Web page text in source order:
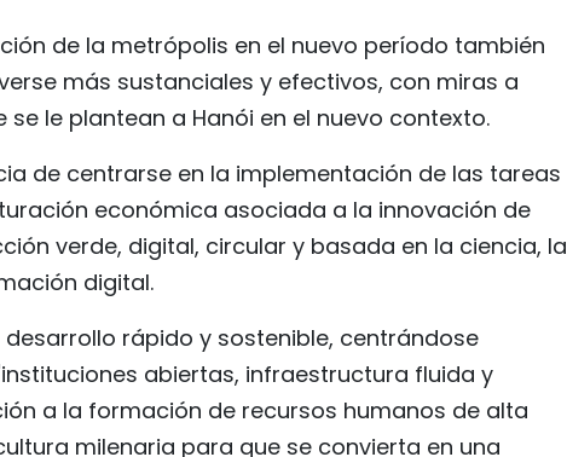
de la metrópolis en el nuevo período también
más sustanciales y efectivos, con miras a
le plantean a Hanói en el nuevo contexto.
de centrarse en la implementación de las tareas
económica asociada a la innovación de
verde, digital, circular y basada en la ciencia, la
digital.
rápido y sostenible, centrándose
abiertas, infraestructura fluida y
a la formación de recursos humanos de alta
milenaria para que se convierta en una